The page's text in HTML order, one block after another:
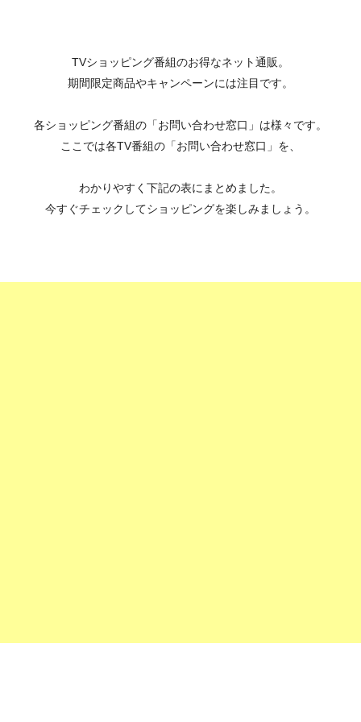
TVショッピング番組のお得なネット通販。
期間限定商品やキャンペーンには注目です。
各ショッピング番組の「お問い合わせ窓口」は様々です。
ここでは各TV番組の「お問い合わせ窓口」を、
わかりやすく下記の表にまとめました。
今すぐチェックしてショッピングを楽しみましょう。